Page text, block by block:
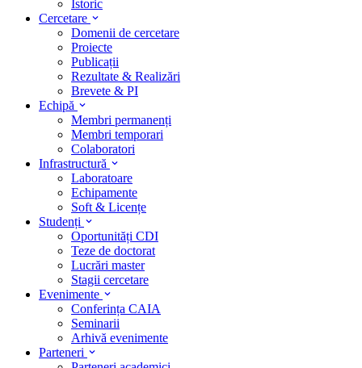
Istoric
Cercetare
Domenii de cercetare
Proiecte
Publicații
Rezultate & Realizări
Brevete & PI
Echipă
Membri permanenți
Membri temporari
Colaboratori
Infrastructură
Laboratoare
Echipamente
Soft & Licențe
Studenți
Oportunități CDI
Teze de doctorat
Lucrări master
Stagii cercetare
Evenimente
Conferința CAIA
Seminarii
Arhivă evenimente
Parteneri